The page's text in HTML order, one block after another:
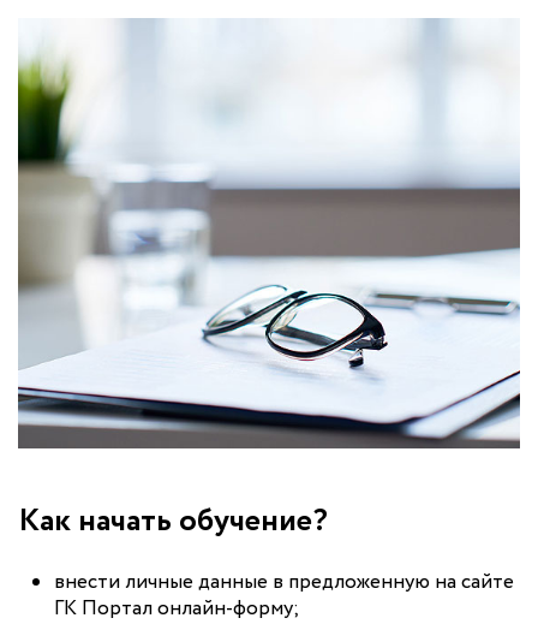
Как начать обучение?
внести личные данные в предложенную на сайте
ГК Портал онлайн-форму;